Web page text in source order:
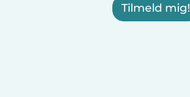
Tilmeld mig!